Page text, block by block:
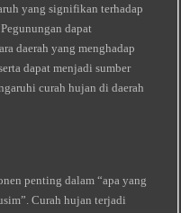
yang signifikan terhadap
dapat
daerah yang menghadap
dapat menjadi sumber
curah hujan di daerah
penting dalam “apa yang
Curah hujan terjadi